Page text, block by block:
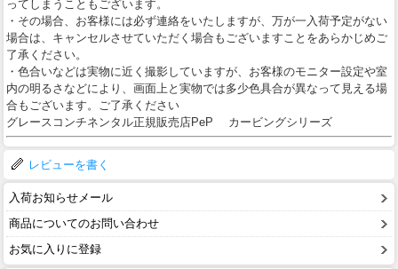
ってしまうこともございます。
・その場合、お客様には必ず連絡をいたしますが、万が一入荷予定がない
場合は、キャンセルさせていただく場合もございますことをあらかじめご
了承ください。
・色合いなどは実物に近く撮影していますが、お客様のモニター設定や室
内の明るさなどにより、画面上と実物では多少色具合が異なって見える場
合もございます。ご了承ください
グレースコンチネンタル正規販売店PeP カービングシリーズ
レビューを書く
入荷お知らせメール
商品についてのお問い合わせ
お気に入りに登録